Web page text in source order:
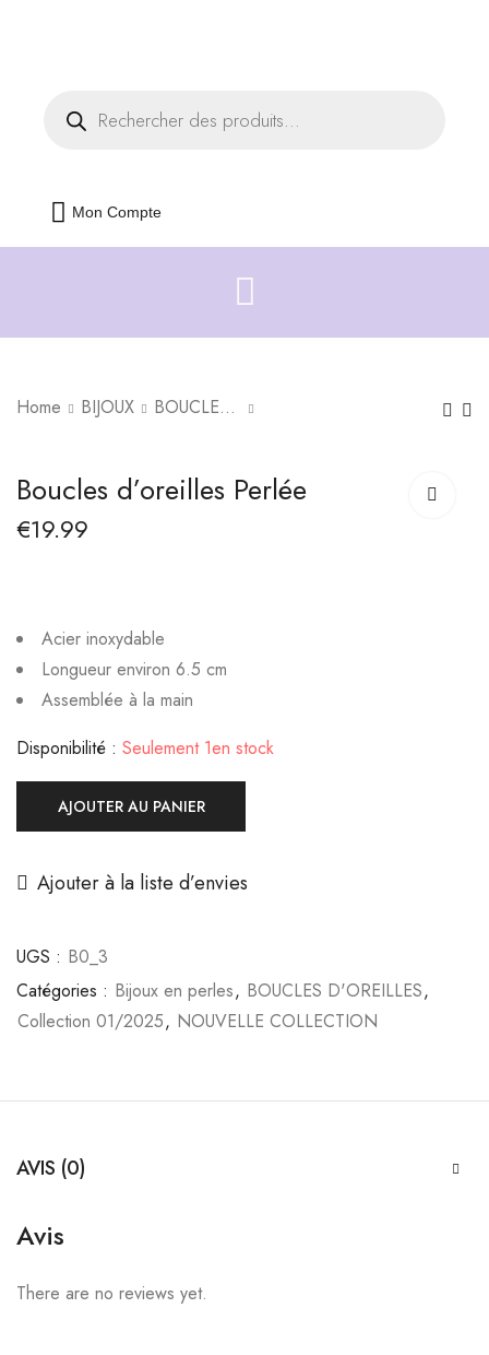
Mon Compte
Home BIJOUX BOUCLES D'OREILLES
Trésors de Nature
Brilina vert pastèque
Boucles d’oreilles Perlée
€19.99
Acier inoxydable
Longueur environ 6.5 cm
Assemblée à la main
Disponibilité : Seulement 1en stock
AJOUTER AU PANIER
Ajouter à la liste d’envies
UGS : B0_3
Catégories : Bijoux en perles, BOUCLES D'OREILLES,
Collection 01/2025, NOUVELLE COLLECTION
AVIS (0)
Avis
There are no reviews yet.